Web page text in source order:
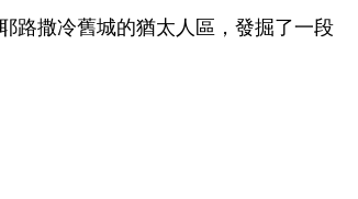
路撒冷舊城的猶太人區，發掘了一段